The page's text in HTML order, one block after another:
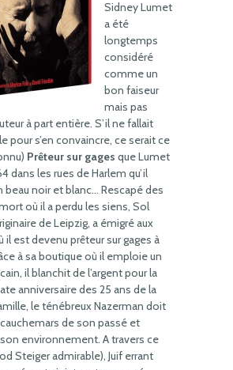
Sidney Lumet
a été
longtemps
considéré
comme un
bon faiseur
mais pas
à part entière. S’il ne fallait
pour s’en convaincre, ce serait ce
Prêteur sur gages que Lumet
dans les rues de Harlem qu’il
beau noir et blanc… Rescapé des
où il a perdu les siens, Sol
de Leipzig, a émigré aux
il est devenu prêteur sur gages à
à sa boutique où il emploie un
il blanchit de l’argent pour la
anniversaire des 25 ans de la
le ténébreux Nazerman doit
de son passé et
environnement. A travers ce
Steiger admirable), Juif errant